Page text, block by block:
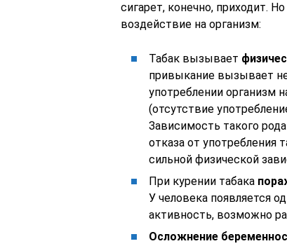
сигарет, конечно, приходит.
воздействие на организм:
Табак вызывает
привыкание вызывает
употреблении организм
(отсутствие
Зависимость такого
отказа от употребления
сильной физической
При курении табака
У человека появляется
активность, возможно
Осложнение